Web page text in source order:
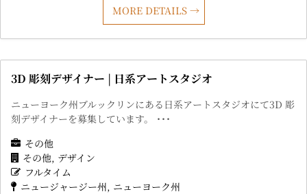
MORE DETAILS
3D 彫刻デザイナー | 日系アートスタジオ
ニューヨーク州ブルックリンにある日系アートスタジオにて3D 彫
刻デザイナーを募集しています。 ･･･
その他
その他 デザイン
フルタイム
ニュージャージー州 ニューヨーク州